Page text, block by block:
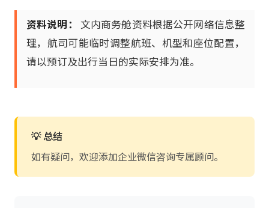
资料说明：
文内商务舱资料根据公开网络信息整
理，航司可能临时调整航班、机型和座位配置，
请以预订及出行当日的实际安排为准。
💡 总结
如有疑问，欢迎添加企业微信咨询专属顾问。